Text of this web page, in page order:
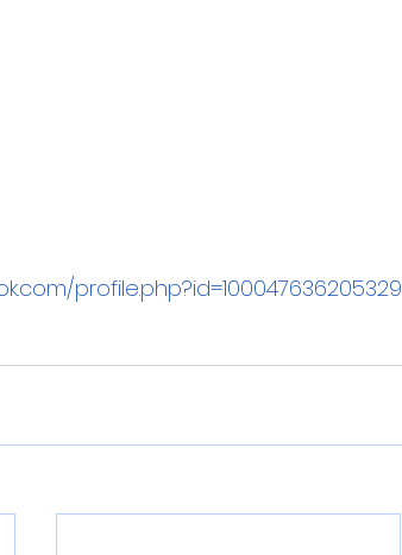
profile.php?id=100047636205329